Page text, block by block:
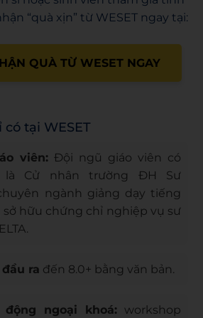
“quà xịn” từ WESET ngay tại:
QUÀ TỪ WESET NGAY
tại WESET
viên: Đội ngũ giáo viên có
là Cử nhân trường ĐH Sư
ngành giảng dạy tiếng
hữu chứng chỉ nghiệp vụ sư
đầu ra đến 8.0+ bằng văn bản.
ngoại khoá: workshop